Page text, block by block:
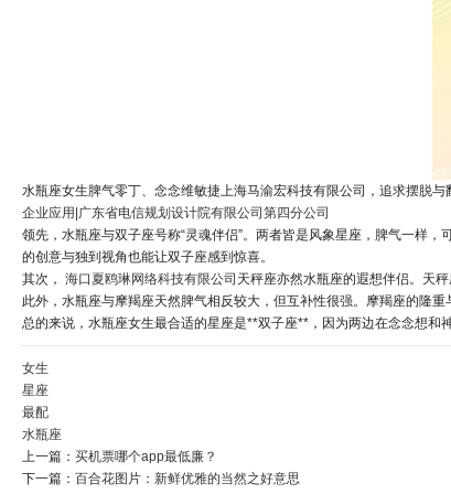
水瓶座女生脾气零丁、念念维敏捷上海马渝宏科技有限公司，追求摆脱
企业应用|广东省电信规划设计院有限公司第四分公司
领先，水瓶座与双子座号称“灵魂伴侣”。两者皆是风象星座，脾气一样，
的创意与独到视角也能让双子座感到惊喜。
其次， 海口夏鸥琳网络科技有限公司 天秤座亦然水瓶座的遐想伴侣。天
此外，水瓶座与摩羯座天然脾气相反较大，但互补性很强。摩羯座的隆
总的来说，水瓶座女生最合适的星座是**双子座**，因为两边在念念想和
女生
星座
最配
水瓶座
上一篇： 买机票哪个app最低廉？
下一篇： 百合花图片：新鲜优雅的当然之好意思